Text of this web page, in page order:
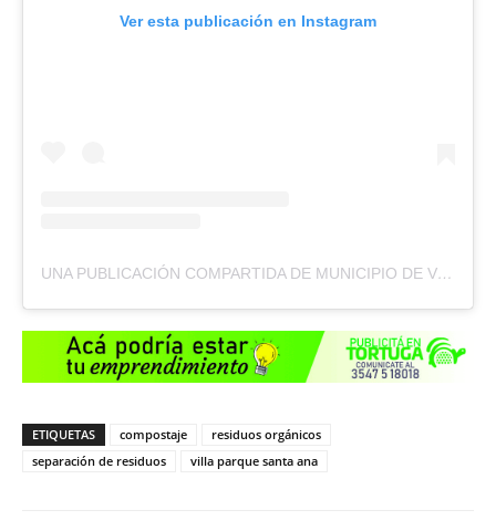
Ver esta publicación en Instagram
UNA PUBLICACIÓN COMPARTIDA DE MUNICIPIO DE VILLA PARQUE SANTA ANA (@MUNIVILLAPARQUESANTAANA)
ETIQUETAS compostaje
residuos orgánicos
separación de residuos
villa parque santa ana